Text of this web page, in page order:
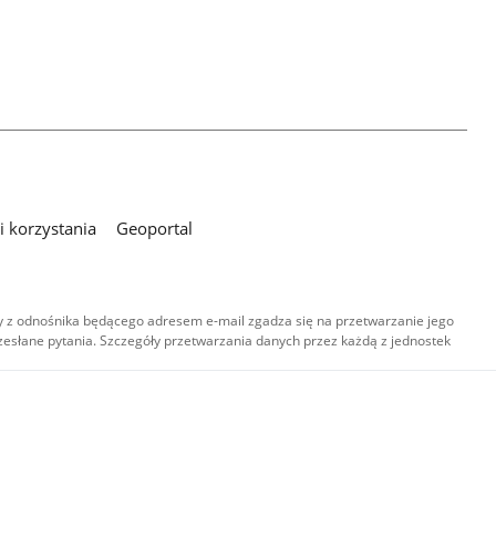
korzystania
Geoportal
odnośnika będącego adresem e-mail zgadza się na przetwarzanie jego
pytania. Szczegóły przetwarzania danych przez każdą z jednostek